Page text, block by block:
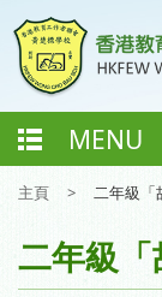
MENU
主頁 > 二年級「
二年級「